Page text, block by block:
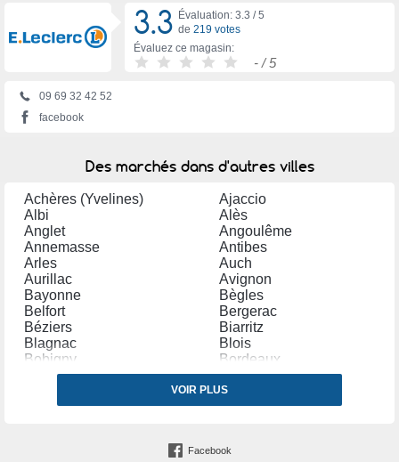
3.3 Évaluation: 3.3 /5
de 219 votes
Évaluez ce magasin:
- / 5
09 69 32 42 52
facebook
Des marchés dans d'autres villes
Achères (Yvelines)
Ajaccio
Albi
Alès
Anglet
Angoulême
Annemasse
Antibes
Arles
Auch
Aurillac
Avignon
Bayonne
Bègles
Belfort
Bergerac
Béziers
Biarritz
Blagnac
Blois
Bobigny
Bordeaux
Bourg en Bresse
Bourges
Bourgoin Jallieu
Bressuire
Brive la Gaillarde
Castres (Tarn)
VOIR PLUS
Facebook